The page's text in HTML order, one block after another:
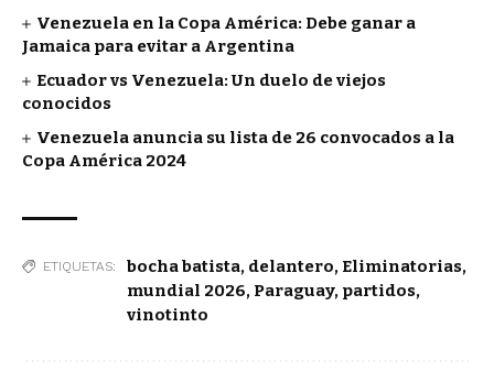
Venezuela en la Copa América: Debe ganar a
Jamaica para evitar a Argentina
Ecuador vs Venezuela: Un duelo de viejos
conocidos
Venezuela anuncia su lista de 26 convocados a la
Copa América 2024
ETIQUETAS: bocha batista, delantero, Eliminatorias,
mundial 2026, Paraguay, partidos,
vinotinto